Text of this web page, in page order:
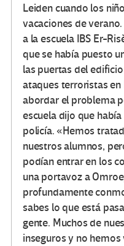
Leiden cuando los
vacaciones de
a la escuela IBS Er-
que se había puesto
las puertas del
ataques terroristas en
abordar el problema
escuela dijo que
policía. «Hemos
nuestros alumnos,
podían entrar en los
una portavoz a
profundamente
sabes lo que está
gente. Muchos de
inseguros y no